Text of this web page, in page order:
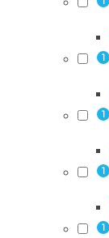
1
1
1
1